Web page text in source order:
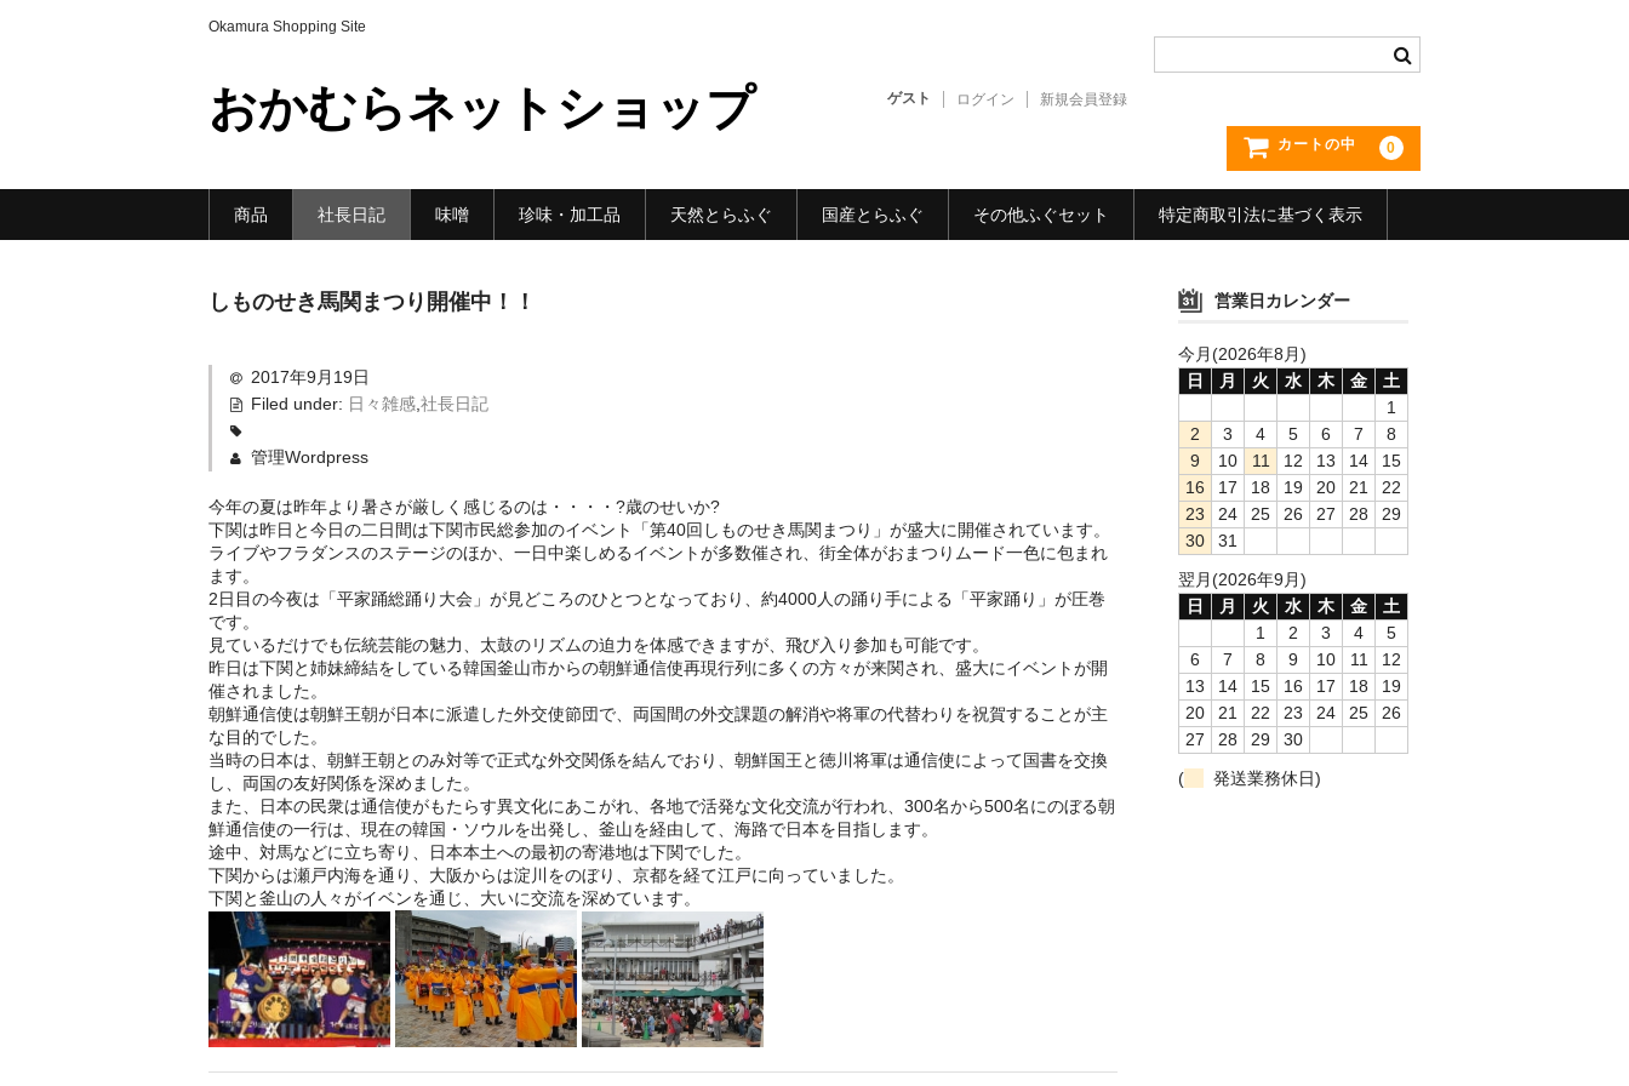
Okamura Shopping Site
おかむらネットショップ ゲスト ログイン 新規会員登録
カートの中 0
商品 社長日記 味噌 珍味・加工品 天然とらふぐ 国産とらふぐ その他ふぐセット 特定商取引法に基づく表示
しものせき馬関まつり開催中！！
2017年9月19日
Filed under: 日々雑感, 社長日記
管理Wordpress
今年の夏は昨年より暑さが厳しく感じるのは・・・・?歳のせいか?
下関は昨日と今日の二日間は下関市民総参加のイベント「第40回しものせき馬関まつり」が盛大に開催されています。
ライブやフラダンスのステージのほか、一日中楽しめるイベントが多数催され、街全体がおまつりムード一色に包まれ
ます。
2日目の今夜は「平家踊総踊り大会」が見どころのひとつとなっており、約4000人の踊り手による「平家踊り」が圧巻
です。
見ているだけでも伝統芸能の魅力、太鼓のリズムの迫力を体感できますが、飛び入り参加も可能です。
昨日は下関と姉妹締結をしている韓国釜山市からの朝鮮通信使再現行列に多くの方々が来関され、盛大にイベントが開
催されました。
朝鮮通信使は朝鮮王朝が日本に派遣した外交使節団で、両国間の外交課題の解消や将軍の代替わりを祝賀することが主
な目的でした。
当時の日本は、朝鮮王朝とのみ対等で正式な外交関係を結んでおり、朝鮮国王と徳川将軍は通信使によって国書を交換
し、両国の友好関係を深めました。
また、日本の民衆は通信使がもたらす異文化にあこがれ、各地で活発な文化交流が行われ、300名から500名にのぼる朝
鮮通信使の一行は、現在の韓国・ソウルを出発し、釜山を経由して、海路で日本を目指します。
途中、対馬などに立ち寄り、日本本土への最初の寄港地は下関でした。
下関からは瀬戸内海を通り、大阪からは淀川をのぼり、京都を経て江戸に向っていました。
下関と釜山の人々がイベンを通じ、大いに交流を深めています。
営業日カレンダー
今月(2026年8月)
日
月 火 水 木 金
土
1
2
3 4 5 6 7
8
9
10 11 12 13 14
15
16
17 18 19 20 21
22
23
24 25 26 27 28
29
30
31
翌月(2026年9月)
日
月 火 水 木 金
土
1
2 3 4
5
6
7 8 9 10 11
12
13
14 15 16 17 18
19
20
21 22 23 24 25
26
27
28 29
30
(
発送業務休日)